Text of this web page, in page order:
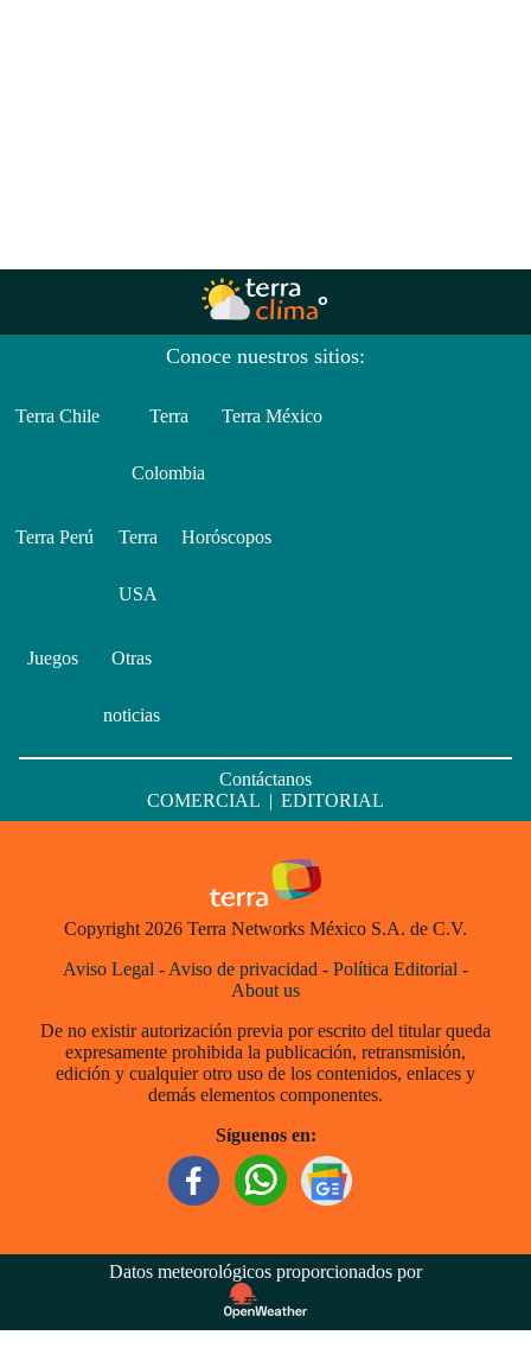
Conoce nuestros sitios:
Terra Chile Terra
Colombia
Terra México
Terra Perú Terra
USA
Horóscopos
Juegos Otras
noticias
Contáctanos
COMERCIAL | EDITORIAL
Copyright 2026 Terra Networks México S.A. de C.V.
Aviso Legal - Aviso de privacidad - Política Editorial -
About us
De no existir autorización previa por escrito del titular queda
expresamente prohibida la publicación, retransmisión,
edición y cualquier otro uso de los contenidos, enlaces y
demás elementos componentes.
Síguenos en:
Datos meteorológicos proporcionados por